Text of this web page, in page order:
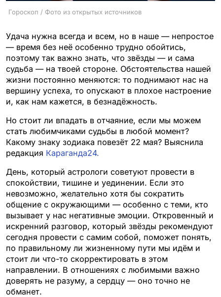
Гороскоп / Фото из открытых источников
Удача нужна всегда и всем, но в наше — непростое
— время без неё особенно трудно обойтись,
поэтому так важно знать, что звёзды — и сама
судьба — на твоей стороне. Обстоятельства нашей
жизни постоянно меняются: то поднимают нас на
вершину успеха, то опускают в плохое настроение
и, как нам кажется, в безнадёжность.
Но стоит ли впадать в отчаяние, если мы можем
стать любимчиками судьбы в любой момент?
Какому знаку зодиака повезёт 22 мая? Выяснила
редакция Караганда24.
День, который астрологи советуют провести в
спокойствии, тишине и уединении. Если это
невозможно, желательно хотя бы сократить
общение с окружающими — особенно с теми, кто
вызывает у нас негативные эмоции. Откровенный и
искренний разговор, который звёзды рекомендуют
сегодня провести с самим собой, поможет понять,
по правильному ли жизненному пути мы идём и
стоит ли что-то скорректировать в этом
направлении. В отношениях с любимыми важно
доверять не разуму, а сердцу — оно точно не
обманет.